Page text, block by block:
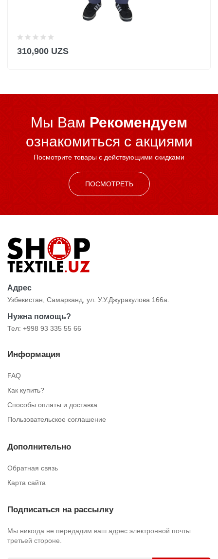
310,900 UZS
Мы Вам Рекомендуем
ознакомиться c акциями
Посмотрите товары с действующими скидками
ПОСМОТРЕТЬ
Адрес
Узбекистан, Самарканд, ул. У.У.Джуракулова 166а.
Нужна помощь?
Тел: +998 93 335 55 66
Информация
FAQ
Как купить?
Способы оплаты и доставка
Пользовательское соглашение
Дополнительно
Обратная связь
Карта сайта
Подписаться на рассылку
Мы никогда не передадим ваш адрес электронной почты
третьей стороне.